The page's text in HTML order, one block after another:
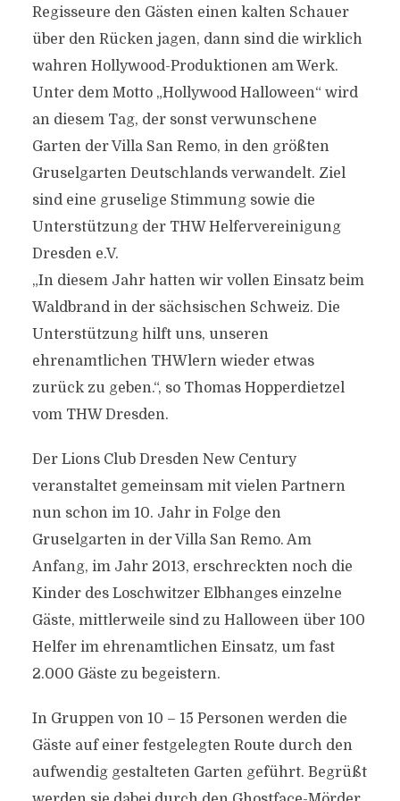
Regisseure den Gästen einen kalten Schauer
über den Rücken jagen, dann sind die wirklich
wahren Hollywood-Produktionen am Werk.
Unter dem Motto „Hollywood Halloween“ wird
an diesem Tag, der sonst verwunschene
Garten der Villa San Remo, in den größten
Gruselgarten Deutschlands verwandelt. Ziel
sind eine gruselige Stimmung sowie die
Unterstützung der THW Helfervereinigung
Dresden e.V.
„In diesem Jahr hatten wir vollen Einsatz beim
Waldbrand in der sächsischen Schweiz. Die
Unterstützung hilft uns, unseren
ehrenamtlichen THWlern wieder etwas
zurück zu geben.“, so Thomas Hopperdietzel
vom THW Dresden.
Der Lions Club Dresden New Century
veranstaltet gemeinsam mit vielen Partnern
nun schon im 10. Jahr in Folge den
Gruselgarten in der Villa San Remo. Am
Anfang, im Jahr 2013, erschreckten noch die
Kinder des Loschwitzer Elbhanges einzelne
Gäste, mittlerweile sind zu Halloween über 100
Helfer im ehrenamtlichen Einsatz, um fast
2.000 Gäste zu begeistern.
In Gruppen von 10 – 15 Personen werden die
Gäste auf einer festgelegten Route durch den
aufwendig gestalteten Garten geführt. Begrüßt